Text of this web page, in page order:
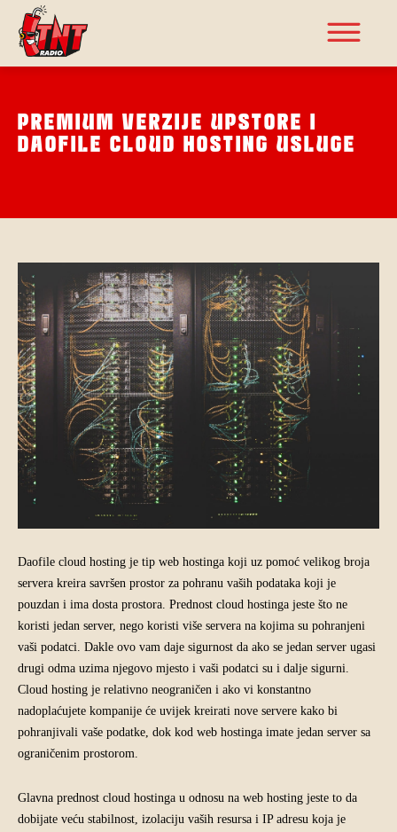
PREMIUM VERZIJE UPSTORE I
DAOFILE CLOUD HOSTING USLUGE
Daofile cloud hosting je tip web hostinga koji uz pomoć velikog broja
servera kreira savršen prostor za pohranu vaših podataka koji je
pouzdan i ima dosta prostora. Prednost cloud hostinga jeste što ne
koristi jedan server, nego koristi više servera na kojima su pohranjeni
vaši podatci. Dakle ovo vam daje sigurnost da ako se jedan server ugasi
drugi odma uzima njegovo mjesto i vaši podatci su i dalje sigurni.
Cloud hosting je relativno neograničen i ako vi konstantno
nadoplaćujete kompanije će uvijek kreirati nove servere kako bi
pohranjivali vaše podatke, dok kod web hostinga imate jedan server sa
ograničenim prostorom.
Glavna prednost cloud hostinga u odnosu na web hosting jeste to da
dobijate veću stabilnost, izolaciju vaših resursa i IP adresu koja je